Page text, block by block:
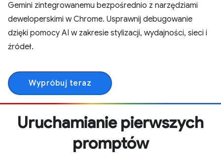
Gemini zintegrowanemu bezpośrednio z narzędziami
deweloperskimi w Chrome. Usprawnij debugowanie
dzięki pomocy AI w zakresie stylizacji, wydajności, sieci i
źródeł.
Wypróbuj teraz
Uruchamianie pierwszych
promptów